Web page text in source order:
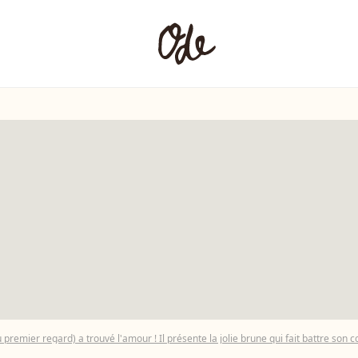
premier regard) a trouvé l'amour ! Il présente la jolie brune qui fait battre son